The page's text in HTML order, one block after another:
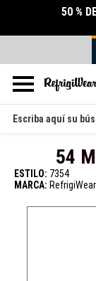
50 %
Buscar
en
54
ESTILO: 7354
MARCA: RefrigiWear